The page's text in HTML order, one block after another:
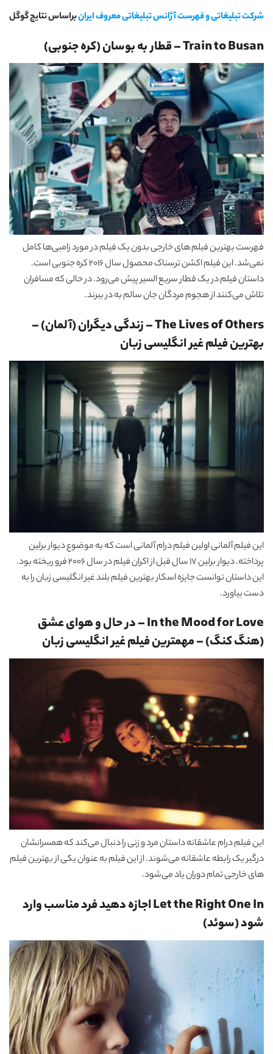
شرکت تبلیغاتی و فهرست آژانس تبلیغاتی معروف ایرانبراساس نتایج گوگل
Train to Busan – قطار به بوسان (کره جنوبی)
فهرست بهترین فیلم های خارجی بدون یک فیلم در مورد زامبی‌ها کامل
نمی‌شد. این فیلم اکشن ترسناک محصول سال 2016 کره جنوبی است.
داستان فیلم در یک قطار سریع السیر پیش‌ می‌رود. در حالی که مسافران
تلاش می‌کنند از هجوم مردگان جان سالم به در ببرند.
The Lives of Others – زندگی دیگران (آلمان)
–
بهترین فیلم غیر انگلیسی زبان
این فیلم آلمانی اولین فیلم درام آلمانی است که به موضوع دیوار برلین
پرداخته. دیوار برلین 17 سال قبل از اکران فیلم در سال 2006 فرو ریخته بود.
این داستان توانست جایزه اسکار بهترین فیلم بلند غیر انگلیسی زبان را به
دست بیاورد.
In the Mood for Love – در حال و هوای عشق
(هنگ کنگ)–مهمترین فیلم غیر انگلیسی زبان
این فیلم درام عاشقانه داستان مرد و زنی را دنبال می‌کند که همسرانشان
درگیر یک رابطه عاشقانه می‌شوند. از این فیلم به عنوان یکی از بهترین فیلم
های خارجی تمام دوران یاد می‌شود.
Let the Right One In اجازه دهید فرد مناسب وارد
شود (سوئد)